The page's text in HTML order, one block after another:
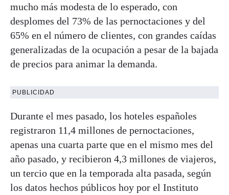
mucho más modesta de lo esperado, con
desplomes del 73% de las pernoctaciones y del
65% en el número de clientes, con grandes caídas
generalizadas de la ocupación a pesar de la bajada
de precios para animar la demanda.
PUBLICIDAD
Durante el mes pasado, los hoteles españoles
registraron 11,4 millones de pernoctaciones,
apenas una cuarta parte que en el mismo mes del
año pasado, y recibieron 4,3 millones de viajeros,
un tercio que en la temporada alta pasada, según
los datos hechos públicos hoy por el Instituto